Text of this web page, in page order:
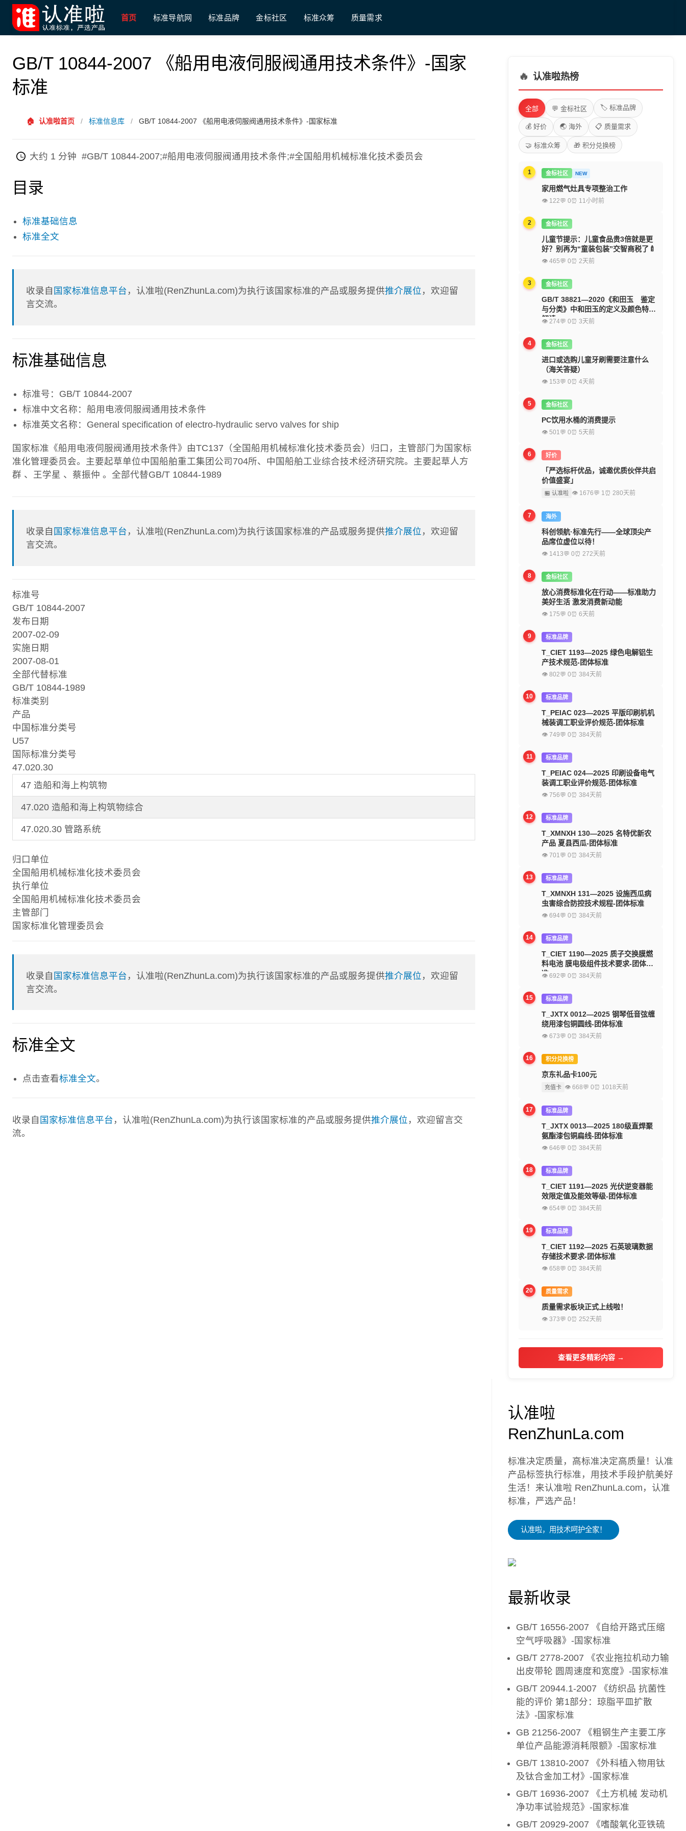
首页 标准导航网 标准品牌 金标社区 标准众筹 质量需求
GB/T 10844-2007 《船用电液伺服阀通用技术条件》-国家
标准
🏠 认准啦首页 / 标准信息库 / GB/T 10844-2007 《船用电液伺服阀通用技术条件》-国家标准
大约 1 分钟 #GB/T 10844-2007;#船用电液伺服阀通用技术条件;#全国船用机械标准化技术委员会
目录
标准基础信息
标准全文
收录自 国家标准信息平台 ，认准啦(RenZhunLa.com)为执行该国家标准的产品或服务提供推介展位 ，欢迎留
言交流。
标准基础信息
标准号：GB/T 10844-2007
标准中文名称：船用电液伺服阀通用技术条件
标准英文名称：General specification of electro-hydraulic servo valves for ship
国家标准《船用电液伺服阀通用技术条件》由TC137（全国船用机械标准化技术委员会）归口，主管部门为国家标
准化管理委员会。主要起草单位中国船舶重工集团公司704所、中国船舶工业综合技术经济研究院。主要起草人方
群 、王学星 、蔡振仲 。全部代替GB/T 10844-1989
收录自 国家标准信息平台 ，认准啦(RenZhunLa.com)为执行该国家标准的产品或服务提供推介展位 ，欢迎留
言交流。
标准号
GB/T 10844-2007
发布日期
2007-02-09
实施日期
2007-08-01
全部代替标准
GB/T 10844-1989
标准类别
产品
中国标准分类号
U57
国际标准分类号
47.020.30
47 造船和海上构筑物
47.020 造船和海上构筑物综合
47.020.30 管路系统
归口单位
全国船用机械标准化技术委员会
执行单位
全国船用机械标准化技术委员会
主管部门
国家标准化管理委员会
收录自 国家标准信息平台 ，认准啦(RenZhunLa.com)为执行该国家标准的产品或服务提供推介展位 ，欢迎留
言交流。
标准全文
点击查看标准全文。
收录自 国家标准信息平台 ，认准啦(RenZhunLa.com)为执行该国家标准的产品或服务提供推介展位 ，欢迎留言交
流。
🔥 认准啦热榜
全部 💬 金标社区 🏷️ 标准品牌
💰 好价 🌏 海外 📋 质量需求
🤝 标准众筹 🎁 积分兑换榜
1 金标社区 NEW
家用燃气灶具专项整治工作
👁 122💬 0⏰ 11小时前
2 金标社区
儿童节提示：儿童食品贵3倍就是更
好？别再为“童装包装”交智商税了🍼
👁 465💬 0⏰ 2天前
3 金标社区
GB/T 38821—2020《和田玉 鉴定
与分类》中和田玉的定义及颜色特征
解读
👁 274💬 0⏰ 3天前
4 金标社区
进口或选购儿童牙刷需要注意什么
（海关答疑）
👁 153💬 0⏰ 4天前
5 金标社区
PC饮用水桶的消费提示
👁 501💬 0⏰ 5天前
6 好价
「严选标杆优品，诚邀优质伙伴共启
价值盛宴」
🏪 认准啦 👁 1676💬 1⏰ 280天前
7 海外
科创领航·标准先行——全球顶尖产
品席位虚位以待！
👁 1413💬 0⏰ 272天前
8 金标社区
放心消费标准化在行动——标准助力
美好生活 激发消费新动能
👁 175💬 0⏰ 6天前
9 标准品牌
T_CIET 1193—2025 绿色电解铝生
产技术规范-团体标准
👁 802💬 0⏰ 384天前
10 标准品牌
T_PEIAC 023—2025 平版印刷机机
械装调工职业评价规范-团体标准
👁 749💬 0⏰ 384天前
11 标准品牌
T_PEIAC 024—2025 印刷设备电气
装调工职业评价规范-团体标准
👁 756💬 0⏰ 384天前
12 标准品牌
T_XMNXH 130—2025 名特优新农
产品 夏县西瓜-团体标准
👁 701💬 0⏰ 384天前
13 标准品牌
T_XMNXH 131—2025 设施西瓜病
虫害综合防控技术规程-团体标准
👁 694💬 0⏰ 384天前
14 标准品牌
T_CIET 1190—2025 质子交换膜燃
料电池 膜电极组件技术要求-团体标
准
👁 692💬 0⏰ 384天前
15 标准品牌
T_JXTX 0012—2025 钢琴低音弦缠
绕用漆包铜圆线-团体标准
👁 673💬 0⏰ 384天前
16 积分兑换榜
京东礼品卡100元
充值卡 👁 668💬 0⏰ 1018天前
17 标准品牌
T_JXTX 0013—2025 180级直焊聚
氨酯漆包铜扁线-团体标准
👁 646💬 0⏰ 384天前
18 标准品牌
T_CIET 1191—2025 光伏逆变器能
效限定值及能效等级-团体标准
👁 654💬 0⏰ 384天前
19 标准品牌
T_CIET 1192—2025 石英玻璃数据
存储技术要求-团体标准
👁 658💬 0⏰ 384天前
20 质量需求
质量需求板块正式上线啦！
👁 373💬 0⏰ 252天前
查看更多精彩内容 →
认准啦
RenZhunLa.com
标准决定质量，高标准决定高质量！认准
产品标签执行标准，用技术手段护航美好
生活！来认准啦 RenZhunLa.com，认准
标准，严选产品！
认准啦，用技术呵护全家！
最新收录
GB/T 16556-2007 《自给开路式压缩
空气呼吸器》-国家标准
GB/T 2778-2007 《农业拖拉机动力输
出皮带轮 圆周速度和宽度》-国家标准
GB/T 20944.1-2007 《纺织品 抗菌性
能的评价 第1部分：琼脂平皿扩散
法》-国家标准
GB 21256-2007 《粗钢生产主要工序
单位产品能源消耗限额》-国家标准
GB/T 13810-2007 《外科植入物用钛
及钛合金加工材》-国家标准
GB/T 16936-2007 《土方机械 发动机
净功率试验规范》-国家标准
GB/T 20929-2007 《嗜酸氧化亚铁硫